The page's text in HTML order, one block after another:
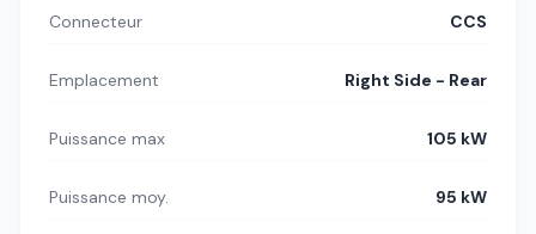
Connecteur CCS
Emplacement Right Side - Rear
Puissance max 105 kW
Puissance moy. 95 kW